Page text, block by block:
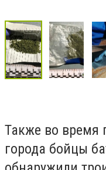
Также во время
города бойцы